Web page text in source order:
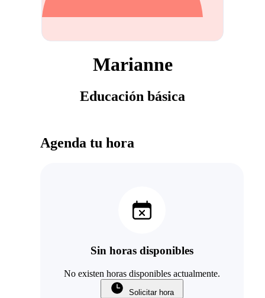
Marianne
Educación básica
Agenda tu hora
Sin horas disponibles
No existen horas disponibles actualmente.
Solicitar hora